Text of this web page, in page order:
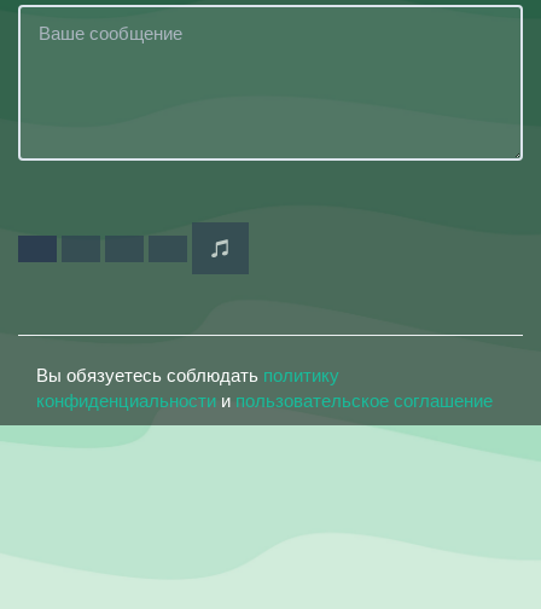
Вы обязуетесь соблюдать политику
конфиденциальности и пользовательское соглашение